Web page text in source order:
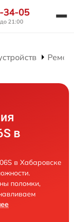
34-05
21:00
в
в Хабаровске
поломки,